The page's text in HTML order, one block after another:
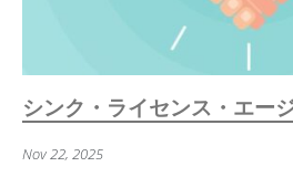
シンク・ライセンス・エー
Nov 22, 2025